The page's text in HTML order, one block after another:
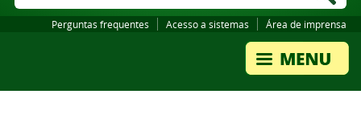
Perguntas frequentes Acesso a sistemas Área de imprensa